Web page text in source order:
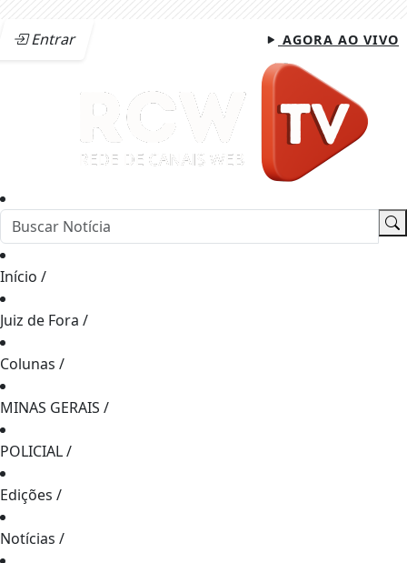
Entrar AGORA AO VIVO
Início /
Juiz de Fora /
Colunas /
MINAS GERAIS /
POLICIAL/
Edições /
Notícias /